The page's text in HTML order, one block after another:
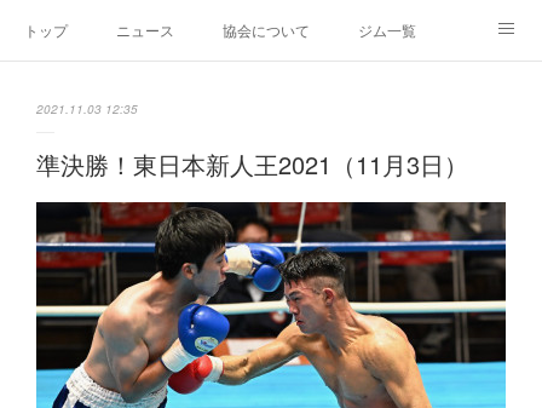
トップ ニュース 協会について ジム一覧
2021.11.03 12:35
準決勝！東日本新人王2021（11月3日）